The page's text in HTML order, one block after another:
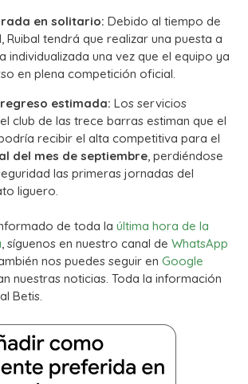
en solitario: Debido al tiempo de
Ruibal tendrá que realizar una puesta a
individualizada una vez que el equipo ya
en plena competición oficial.
estimada: Los servicios
club de las trece barras estiman que el
recibir el alta competitiva para el
del mes de septiembre , perdiéndose
las primeras jornadas del
liguero.
de toda la última hora de la
, síguenos en nuestro canal de WhatsApp
nos puedes seguir en Google
nuestras noticias. Toda la información
Betis.